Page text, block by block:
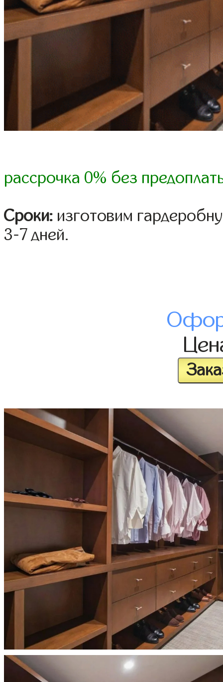
рассрочка 0% без
Сроки: изготовим
3-7 дней.